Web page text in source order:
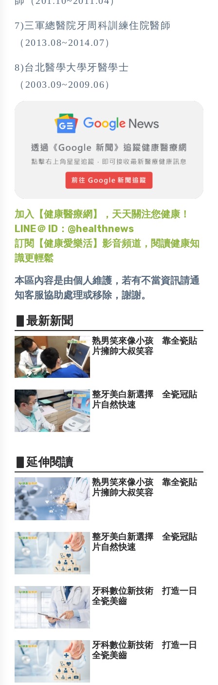
7)三軍總醫院牙周科訓練住院醫師
（2013.08~2014.07）
8)台北醫學大學牙醫學士
（2003.09~2009.06）
加入【健康醫療網】，天天關注您健康！
LINE＠ ID：@healthnews
訂閱【健康愛樂活】影音頻道，閱讀健康知
識更輕鬆
本區內容是由個人維護，若有不當資訊請通
知客服協助處理或移除，謝謝。
▋最新新聞
熟男笑來像小孩 靠全瓷貼
片擁帥大叔笑容
整牙美白新選擇 全瓷冠貼
片自然快速
▋延伸閱讀
熟男笑來像小孩 靠全瓷貼
片擁帥大叔笑容
整牙美白新選擇 全瓷冠貼
片自然快速
牙科數位新技術 打造一日
全瓷美齒
牙科數位新技術 打造一日
全瓷美齒